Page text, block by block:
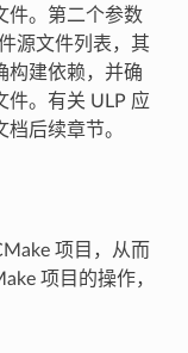
件。第二个参数
源文件列表，其
构建依赖，并确
件。有关 ULP 应
后续章节。
项目，从而
项目的操作，